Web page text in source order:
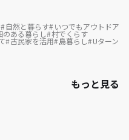
自然と暮らす いつでもアウトドア
のある暮らし 村でくらす
古民家を活用 島暮らし Uターン
もっと見る